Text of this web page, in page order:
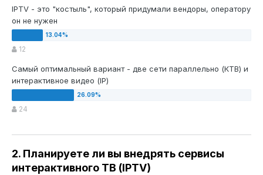
IPTV - это "костыль", который придумали вендоры, оператору
он не нужен
12
Самый оптимальный вариант - две сети параллельно (КТВ) и
интерактивное видео (IP)
24
2. Планируете ли вы внедрять сервисы
интерактивного ТВ (IPTV)